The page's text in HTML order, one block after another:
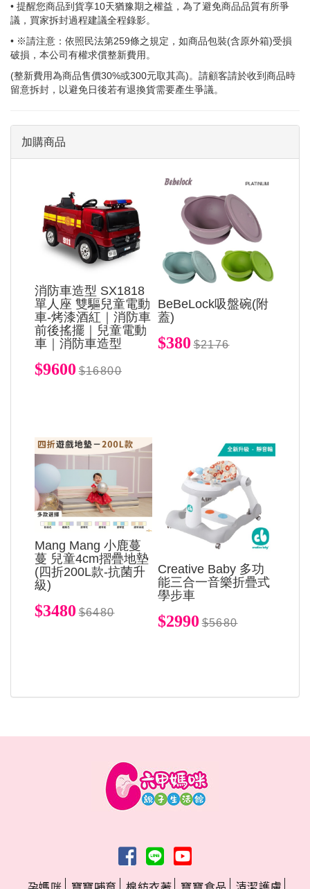
• 提醒您商品到貨享10天猶豫期之權益，為了避免商品品質有所爭
議，買家拆封過程建議全程錄影。
• ※請注意：依照民法第259條之規定，如商品包裝(含原外箱)受損
破損，本公司有權求償整新費用。
(整新費用為商品售價30%或300元取其高)。請顧客請於收到商品時
留意拆封，以避免日後若有退換貨需要產生爭議。
加購商品
消防車造型 SX1818
單人座 雙驅兒童電動
車-烤漆酒紅｜消防車
前後搖擺｜兒童電動
車｜消防車造型
$9600 $16800
BeBeLock吸盤碗(附
蓋)
$380 $2176
Mang Mang 小鹿蔓
蔓 兒童4cm摺疊地墊
(四折200L款-抗菌升
級)
$3480 $6480
Creative Baby 多功
能三合一音樂折疊式
學步車
$2990 $5680